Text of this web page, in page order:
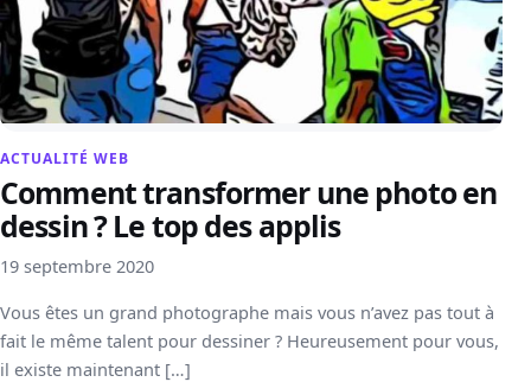
ACTUALITÉ WEB
Comment transformer une photo en
dessin ? Le top des applis
19 septembre 2020
Vous êtes un grand photographe mais vous n’avez pas tout à
fait le même talent pour dessiner ? Heureusement pour vous,
il existe maintenant […]